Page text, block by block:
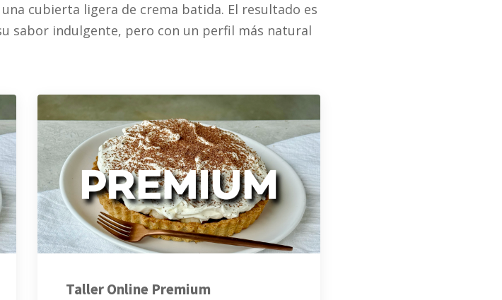
cubierta ligera de crema batida. El resultado es
sabor indulgente, pero con un perfil más natural
Taller Online Premium